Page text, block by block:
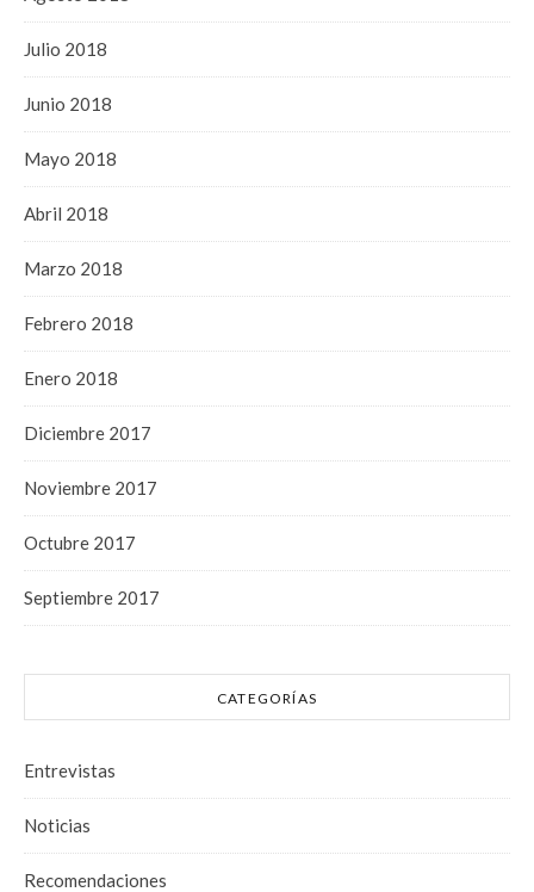
Julio 2018
Junio 2018
Mayo 2018
Abril 2018
Marzo 2018
Febrero 2018
Enero 2018
Diciembre 2017
Noviembre 2017
Octubre 2017
Septiembre 2017
CATEGORÍAS
Entrevistas
Noticias
Recomendaciones